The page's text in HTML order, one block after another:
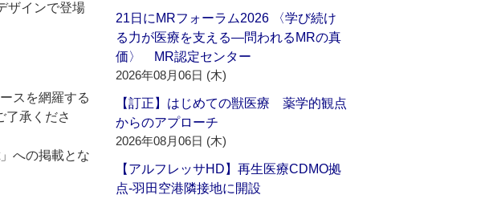
ザインで登場
スを網羅する
了承くださ
への掲載とな
21日にMRフォーラム2026 〈学び続け
る力が医療を支える―問われるMRの真
価〉 MR認定センター
2026年08月06日 (木)
【訂正】はじめての獣医療 薬学的観点
からのアプローチ
2026年08月06日 (木)
【アルフレッサHD】再生医療CDMO拠
点‐羽田空港隣接地に開設